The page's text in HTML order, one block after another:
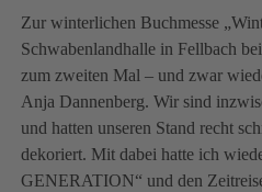
Zur winterlichen Buchmesse
Schwabenlandhalle in Fellbach
zum zweiten Mal – und zwar
Anja Dannenberg. Wir sind
und hatten unseren Stand recht
dekoriert. Mit dabei hatte ich
GENERATION“ und den